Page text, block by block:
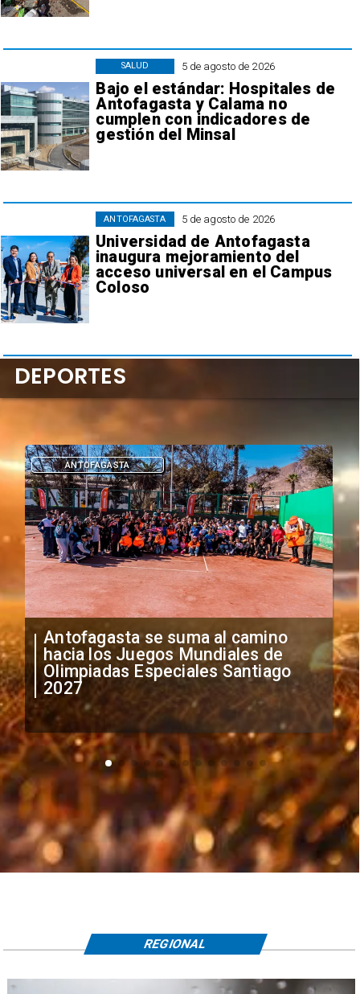
5 de agosto de 2026
Bajo el estándar: Hospitales de
Antofagasta y Calama no
cumplen con indicadores de
gestión del Minsal
SALUD
5 de agosto de 2026
Universidad de Antofagasta
inaugura mejoramiento del
acceso universal en el Campus
Coloso
ANTOFAGASTA
"Falta de profesionalismo": Sifup
anuncia medidas por situación
irregular de futbolistas
extranjeros
DEPORTES
DEPORTES
REGIONAL